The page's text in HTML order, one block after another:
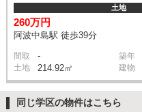
土地
260万円
阿波中島駅 徒歩39分
間取 - 築年
土地 214.92㎡ 建物
同じ学区の物件はこちら